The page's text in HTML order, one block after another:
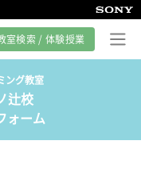
室検索 / 体験授業
ング教室
辻校
ォーム